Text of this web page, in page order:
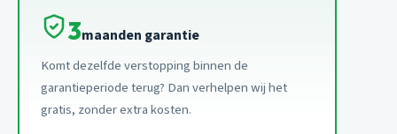
3maanden garantie
Komt dezelfde verstopping binnen de
garantieperiode terug? Dan verhelpen wij het
gratis, zonder extra kosten.